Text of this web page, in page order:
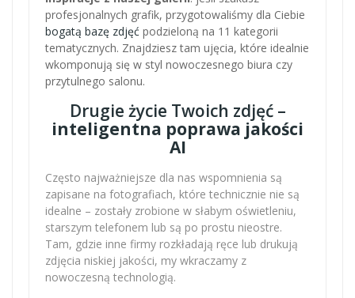
profesjonalnych grafik, przygotowaliśmy dla Ciebie
bogatą bazę zdjęć podzieloną na 11 kategorii
tematycznych. Znajdziesz tam ujęcia, które idealnie
wkomponują się w styl nowoczesnego biura czy
przytulnego salonu.
Drugie życie Twoich zdjęć –
inteligentna poprawa jakości
AI
Często najważniejsze dla nas wspomnienia są
zapisane na fotografiach, które technicznie nie są
idealne – zostały zrobione w słabym oświetleniu,
starszym telefonem lub są po prostu nieostre.
Tam, gdzie inne firmy rozkładają ręce lub drukują
zdjęcia niskiej jakości, my wkraczamy z
nowoczesną technologią.